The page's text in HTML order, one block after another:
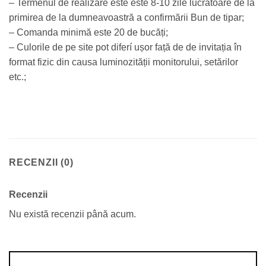
– Termenul de realizare este este 8-10 zile lucrătoare de la
primirea de la dumneavoastră a confirmării Bun de tipar;
– Comanda minimă este 20 de bucăți;
– Culorile de pe site pot diferí ușor față de de invitația în
format fizic din causa luminozității monitorului, setărilor
etc.;
RECENZII (0)
Recenzii
Nu există recenzii până acum.